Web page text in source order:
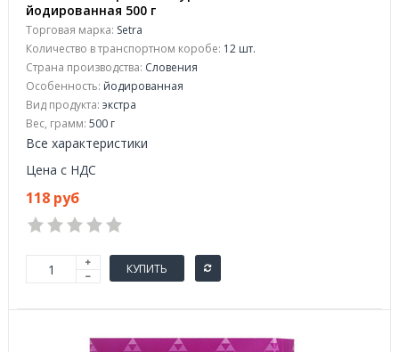
йодированная 500 г
Торговая марка: Setra
Количество в транспортном коробе: 12 шт.
Страна производства: Словения
Особенность: йодированная
Вид продукта: экстра
Вес, грамм: 500 г
Все характеристики
Цена с НДС
118 руб
КУПИТЬ